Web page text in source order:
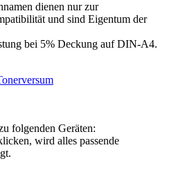
dienen nur zur
und sind Eigentum der
bei 5% Deckung auf DIN-A4.
folgenden Geräten:
wird alles passende